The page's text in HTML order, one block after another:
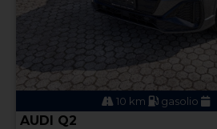
10 km gasolio
AUDI Q2